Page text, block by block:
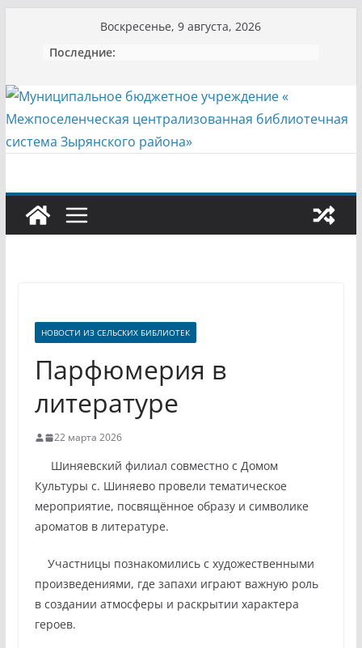
содержимому
Воскресенье, 9 августа, 2026
Последние:
НОВОСТИ ИЗ СЕЛЬСКИХ БИБЛИОТЕК
Парфюмерия в
литературе
22 марта 2026
Шиняевский филиал совместно с Домом
Культуры с. Шиняево провели тематическое
мероприятие, посвящённое образу и символике
ароматов в литературе.
Участницы познакомились с художественными
произведениями, где запахи играют важную роль
в создании атмосферы и раскрытии характера
героев.